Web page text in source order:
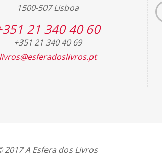
1500-507 Lisboa
21 340 40 60
+351 21 340 40 69
livros@esferadoslivros.pt
A Esfera dos Livros